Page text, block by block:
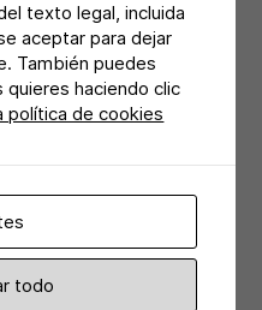
texto legal, incluida
aceptar para dejar
También puedes
haciendo clic
política de cookies
todo